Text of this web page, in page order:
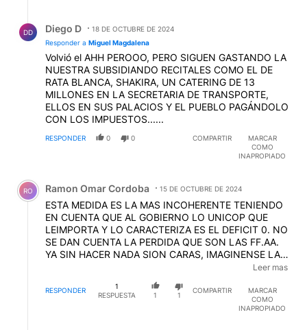
DD Diego D
18 DE OCTUBRE DE 2024
Responder a Miguel Magdalena
Volvió el AHH PEROOO, PERO SIGUEN GASTANDO LA
NUESTRA SUBSIDIANDO RECITALES COMO EL DE
RATA BLANCA, SHAKIRA, UN CATERING DE 13
MILLONES EN LA SECRETARIA DE TRANSPORTE,
ELLOS EN SUS PALACIOS Y EL PUEBLO PAGÁNDOLO
CON LOS IMPUESTOS......
RESPONDER 0 0 COMPARTIR
MARCAR
COMO
INAPROPIADO
Comentario de Ramon Omar Cordoba.
RO Ramon Omar Cordoba 15 DE OCTUBRE DE 2024
ESTA MEDIDA ES LA MAS INCOHERENTE TENIENDO
EN CUENTA QUE AL GOBIERNO LO UNICOP QUE
LEIMPORTA Y LO CARACTERIZA ES EL DEFICIT 0. NO
SE DAN CUENTA LA PERDIDA QUE SON LAS FF.AA.
YA SIN HACER NADA SION CARAS, IMAGINENSE LA
ALOJAMIENTO, COMIDA, VIATICOS. LOGISTICA
MILITAR. PARA QUE NO PUEDAN VOLTEAR UN AVION
Leer mas
RESPONDER
1
RESPUESTA
1 1
COMPARTIR
MARCAR
COMO
INAPROPIADO